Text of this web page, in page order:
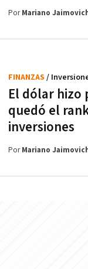
PorMariano
El dólar hizo
quedó el
inversiones
FINANZAS /
PorMariano